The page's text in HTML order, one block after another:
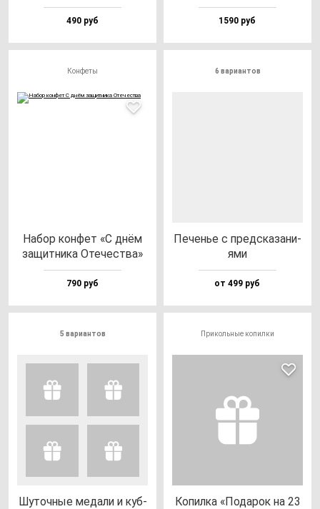
490 руб 1590 руб
Конфеты
Набор кон­фет «С днём
за­щит­ни­ка Оте­чес­тва»
790 руб
6 вариантов
Печенье с пред­ска­за­ни­
ями
от 499 руб
5 вариантов
Шуточ­ные ме­да­ли и куб­
Прикольные копилки
Копил­ка «Пода­рок на 23